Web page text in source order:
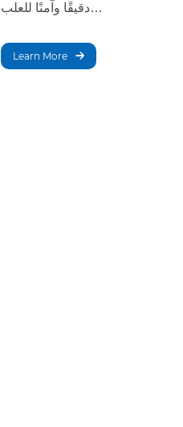
دقيقًا وآمنًا للعلب
لمصانع البيرة الحرفية. تتميز
بتصميمها المدمج وكفاءتها
Learn More